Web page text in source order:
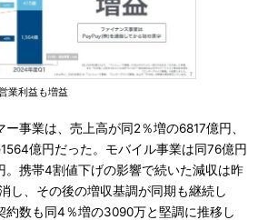
業利益も増益
事業は、売上高が同2％増の6817億円、
億円だった。モバイル事業は同76億円
。携帯4割値下げの影響で続いた減収は昨
し、その後の増収基調が同期も継続し
約数も同4％増の3090万と堅調に推移し